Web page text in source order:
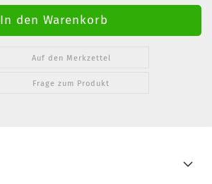
Auf den Merkzettel
Frage zum Produkt